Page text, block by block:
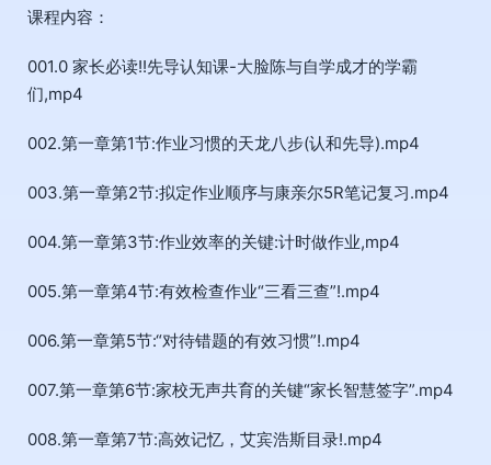
课程内容：
001.0 家长必读!!先导认知课-大脸陈与自学成才的学霸
们,mp4
002.第一章第1节:作业习惯的天龙八步(认和先导).mp4
003.第一章第2节:拟定作业顺序与康亲尔5R笔记复习.mp4
004.第一章第3节:作业效率的关键:计时做作业,mp4
005.第一章第4节:有效检查作业“三看三查”!.mp4
006.第一章第5节:“对待错题的有效习惯”!.mp4
007.第一章第6节:家校无声共育的关键“家长智慧签字”.mp4
008.第一章第7节:高效记忆，艾宾浩斯目录!.mp4